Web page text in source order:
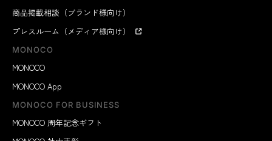
商品掲載相談（ブランド様向け）
プレスルーム（メディア様向け）
MONOCO
MONOCO
MONOCO App
MONOCO FOR BUSINESS
MONOCO 周年記念ギフト